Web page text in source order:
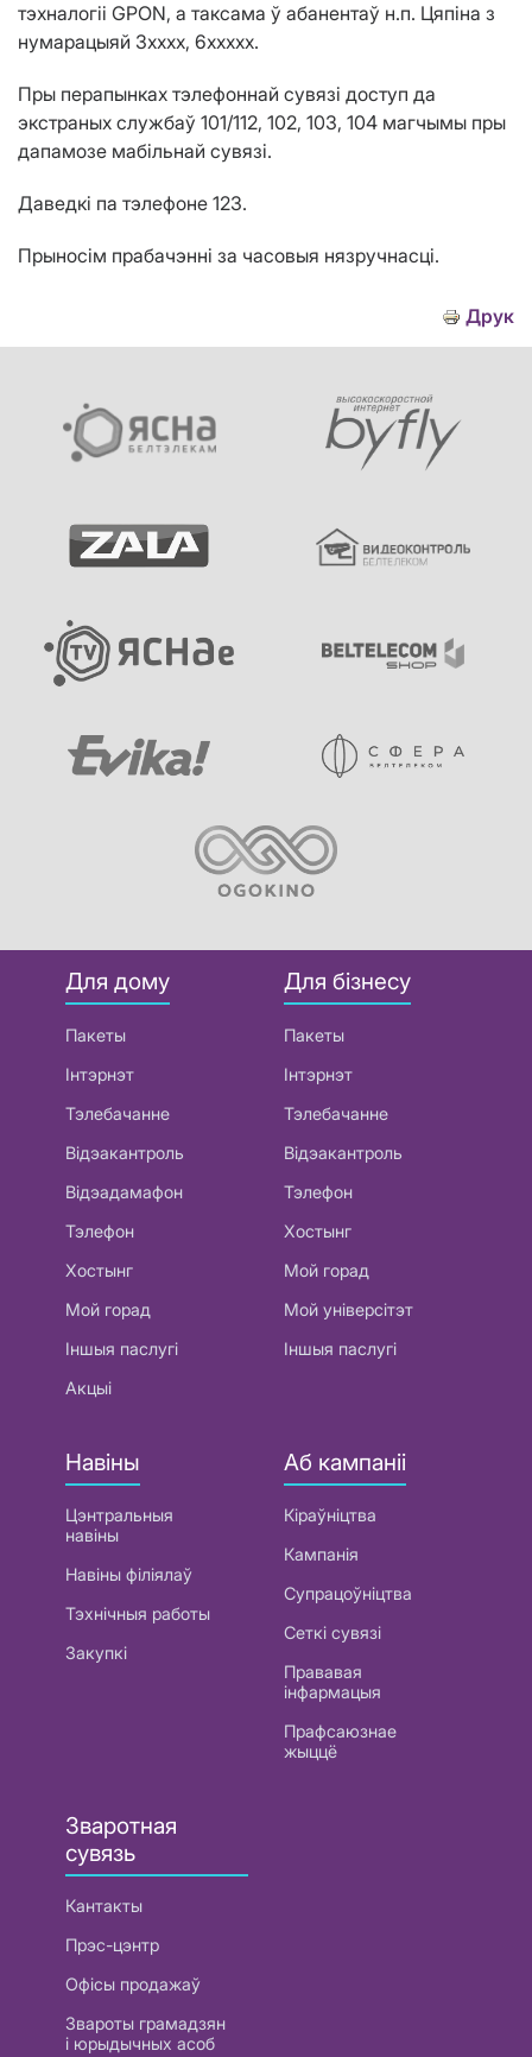
тэхналогіі GPON, а таксама ў абанентаў н.п. Цяпіна з
нумарацыяй 3хххх, 6ххххх.
Пры перапынках тэлефоннай сувязі доступ да
экстраных службаў 101/112, 102, 103, 104 магчымы пры
дапамозе мабільнай сувязі.
Даведкі па тэлефоне 123.
Прыносім прабачэнні за часовыя нязручнасці.
Друк
Для дому
Пакеты
Інтэрнэт
Тэлебачанне
Відэакантроль
Відэадамафон
Тэлефон
Хостынг
Мой горад
Іншыя паслугі
Акцыі
Для бізнесу
Пакеты
Інтэрнэт
Тэлебачанне
Відэакантроль
Тэлефон
Хостынг
Мой горад
Мой універсітэт
Іншыя паслугі
Навіны
Цэнтральныя
навіны
Навіны філіялаў
Тэхнічныя работы
Закупкі
Аб кампаніі
Кіраўніцтва
Кампанія
Супрацоўніцтва
Сеткі сувязі
Прававая
інфармацыя
Прафсаюзнае
жыццё
Зваротная
сувязь
Кантакты
Прэс-цэнтр
Офісы продажаў
Звароты грамадзян
і юрыдычных асоб